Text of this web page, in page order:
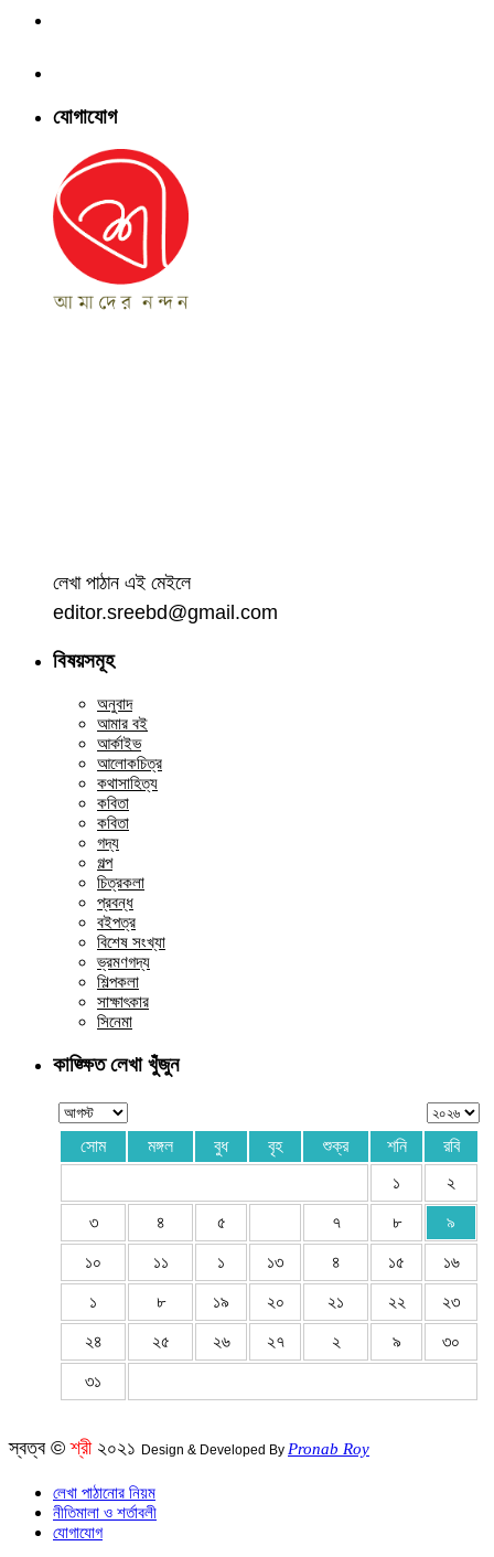
যোগাযোগ
লেখা পাঠান এই মেইলে
editor.sreebd@gmail.com
বিষয়সমূহ
অনুবাদ
আমার বই
আর্কাইভ
আলোকচিত্র
কথাসাহিত্য
কবিতা
কবিতা
গদ্য
গল্প
চিত্রকলা
প্রবন্ধ
বইপত্র
বিশেষ সংখ্যা
ভ্রমণগদ্য
শিল্পকলা
সাক্ষাৎকার
সিনেমা
কাঙ্ক্ষিত লেখা খুঁজুন
সোম মঙ্গল বুধ বৃহ শুক্র শনি
রবি
১
২
৩ ৪ ৫ ৭ ৮ ৯
১০ ১১ ১ ১৩ ৪ ১৫ ১৬
১ ৮ ১৯ ২০ ২১ ২২ ২৩
২৪ ২৫ ২৬ ২৭ ২ ৯ ৩০
৩১
স্বত্ব ©শ্রী ২০২১ Design & Developed By Pronab Roy
লেখা পাঠানোর নিয়ম
নীতিমালা ও শর্তাবলী
যোগাযোগ